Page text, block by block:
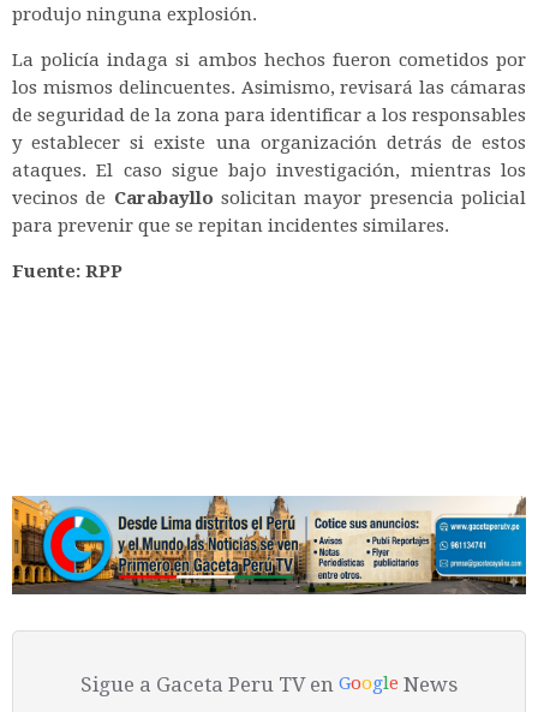
produjo ninguna explosión.
La policía indaga si ambos hechos fueron cometidos por
los mismos delincuentes. Asimismo, revisará las cámaras
de seguridad de la zona para identificar a los responsables
y establecer si existe una organización detrás de estos
ataques.El caso sigue bajo investigación, mientras los
vecinos de Carabayllo solicitan mayor presencia policial
para prevenir que se repitan incidentes similares.
Fuente: RPP
Sigue a Gaceta Peru TV en Google News